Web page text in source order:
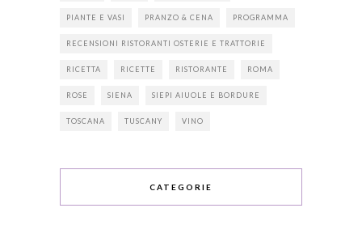
PIANTE E VASI PRANZO & CENA PROGRAMMA
RECENSIONI RISTORANTI OSTERIE E TRATTORIE
RICETTA RICETTE RISTORANTE ROMA
ROSE SIENA SIEPI AIUOLE E BORDURE
TOSCANA TUSCANY VINO
CATEGORIE